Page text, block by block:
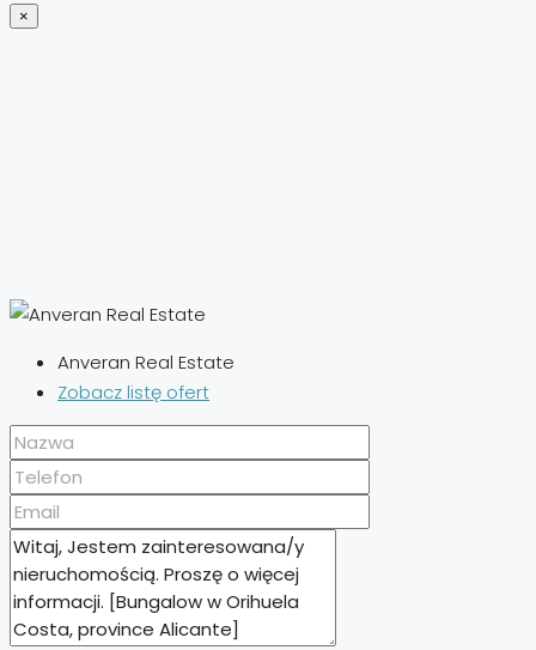
×
Anveran Real Estate
Zobacz listę ofert